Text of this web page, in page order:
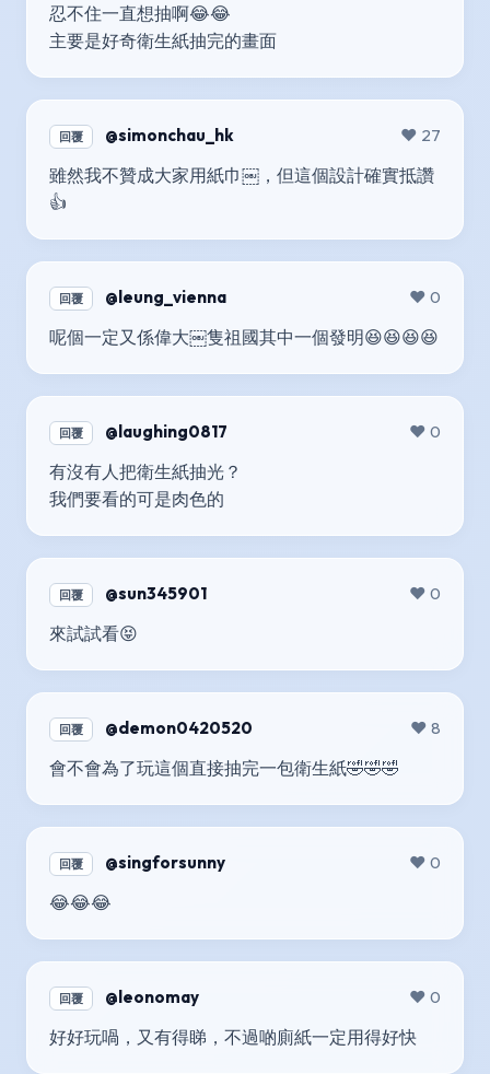
忍不住一直想抽啊😂😂
主要是好奇衛生紙抽完的畫面
回覆 @simonchau_hk ❤️ 27
雖然我不贊成大家用紙巾￼，但這個設計確實抵讚
👍
回覆 @leung_vienna ❤️ 0
呢個一定又係偉大￼隻祖國其中一個發明😆😆😆😆
回覆 @laughing0817 ❤️ 0
有沒有人把衛生紙抽光？
我們要看的可是肉色的
回覆 @sun345901 ❤️ 0
來試試看😝
回覆 @demon0420520 ❤️ 8
會不會為了玩這個直接抽完一包衛生紙🤣🤣🤣
回覆 @singforsunny ❤️ 0
😂😂😂
回覆 @leonomay ❤️ 0
好好玩喎，又有得睇，不過啲廁紙一定用得好快